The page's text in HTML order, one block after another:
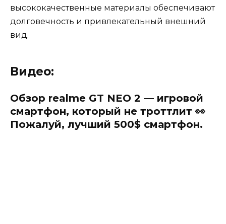
высококачественные материалы обеспечивают
долговечность и привлекательный внешний
вид.
Видео:
Обзор realme GT NEO 2 — игровой
смартфон, который не троттлит 👀
Пожалуй, лучший 500$ смартфон.